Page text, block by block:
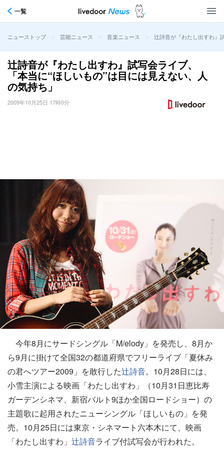
一覧
ニューストップ > 芸能ニュース > 音楽ニュース > 辻詩音が『わたし出すわ』
辻詩音が『わたし出すわ』試写会ライブ、
「本当に“ほしいもの”は目には見えない、人
の気持ち」
2009年10月25日 17時0分
今年8月にサードシングル「M/elody」を発売し、8月か
ら9月に掛けて全国32の都道府県でフリーライブ「夏休み
の君へツアー2009」を敢行した辻詩音。10月28日には、
小雪主演による映画「わたし出すわ」（10月31日恵比寿
ガーデンシネマ、新宿バルト9ほか全国ロードショー）の
主題歌に起用されたニューシングル「ほしいもの」を発
売。10月25日には東京・シネマート六本木にて、映画
「わたし出すわ」 辻詩音ライブ付試写会が行われた。